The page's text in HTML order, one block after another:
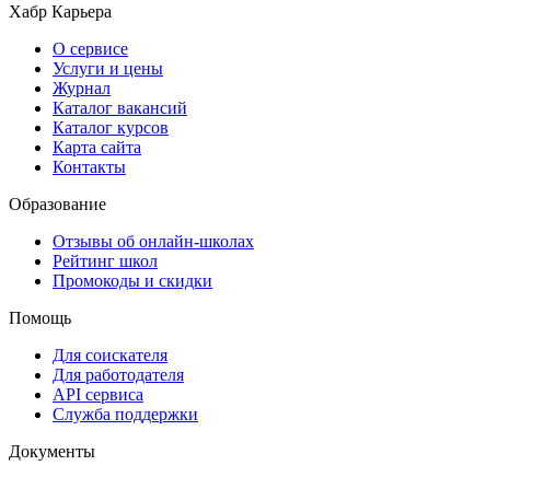
Хабр Карьера
О сервисе
Услуги и цены
Журнал
Каталог вакансий
Каталог курсов
Карта сайта
Контакты
Образование
Отзывы об онлайн-школах
Рейтинг школ
Промокоды и скидки
Помощь
Для соискателя
Для работодателя
API сервиса
Служба поддержки
Документы